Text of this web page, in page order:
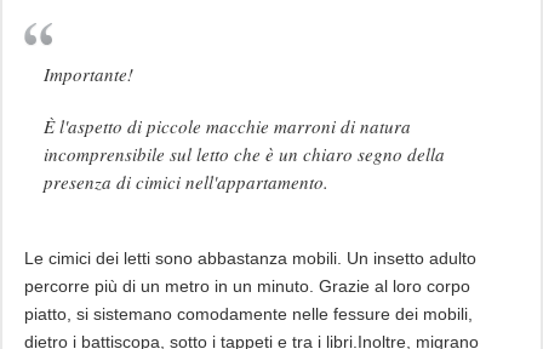
Importante!
È l'aspetto di piccole macchie marroni di natura
incomprensibile sul letto che è un chiaro segno della
presenza di cimici nell'appartamento.
Le cimici dei letti sono abbastanza mobili. Un insetto adulto
percorre più di un metro in un minuto. Grazie al loro corpo
piatto, si sistemano comodamente nelle fessure dei mobili,
dietro i battiscopa, sotto i tappeti e tra i libri.Inoltre, migrano